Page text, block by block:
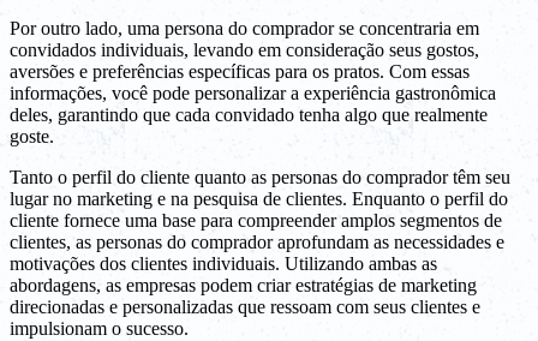
Por outro lado, uma persona do comprador se concentraria em
convidados individuais, levando em consideração seus gostos,
aversões e preferências específicas para os pratos. Com essas
informações, você pode personalizar a experiência gastronômica
deles, garantindo que cada convidado tenha algo que realmente
goste.
Tanto o perfil do cliente quanto as personas do comprador têm seu
lugar no marketing e na pesquisa de clientes. Enquanto o perfil do
cliente fornece uma base para compreender amplos segmentos de
clientes, as personas do comprador aprofundam as necessidades e
motivações dos clientes individuais. Utilizando ambas as
abordagens, as empresas podem criar estratégias de marketing
direcionadas e personalizadas que ressoam com seus clientes e
impulsionam o sucesso.